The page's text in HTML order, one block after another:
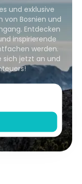
und exklusive
von Bosnien und
Entdecken
inspirierende
werden.
sich jetzt an und